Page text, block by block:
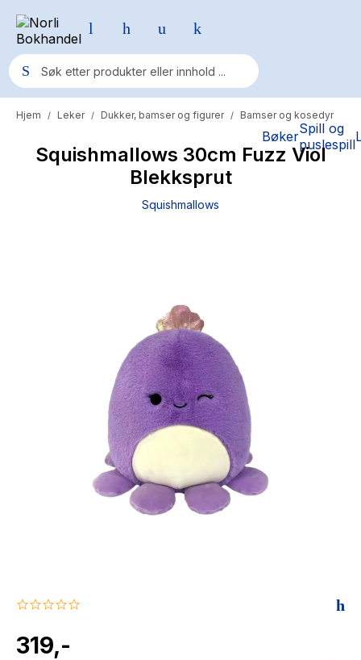
BøkerSpill og
puslespill
Populære søk
Pokemon
Fury Bound - Sable Sorensen
Hypopressiv trening
The Housemaid
Hjem / Leker / Dukker, bamser og figurer / Bamser og kosedyr
Squishmallows 30cm Fuzz Viol
Blekksprut
Squishmallows
0.0
rating
319,-